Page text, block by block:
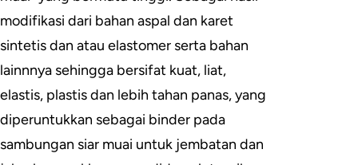
modifikasi dari bahan aspal dan karet
sintetis dan atau elastomer serta bahan
lainnnya sehingga bersifat kuat, liat,
elastis, plastis dan lebih tahan panas, yang
diperuntukkan sebagai binder pada
sambungan siar muai untuk jembatan dan